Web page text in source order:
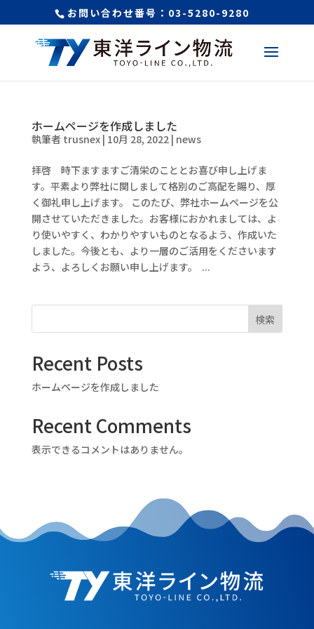
お問い合わせ番号：03-5280-9280
ホームページを作成しました
執筆者 trusnex| 10月 28, 2022| news
拝啓 時下ますますご清栄のこととお喜び申し上げま
す。平素より弊社に関しまして格別のご高配を賜り、厚
く御礼申し上げます。 このたび、弊社ホームページを公
開させていただきました。お客様におかれましては、よ
り使いやすく、わかりやすいものとなるよう、作成いた
しました。今後とも、より一層のご活用をくださいます
よう、よろしくお願い申し上げます。 ...
検索
Recent Posts
ホームページを作成しました
Recent Comments
表示できるコメントはありません。